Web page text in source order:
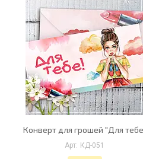
Конверт для грошей "Для
КД-051